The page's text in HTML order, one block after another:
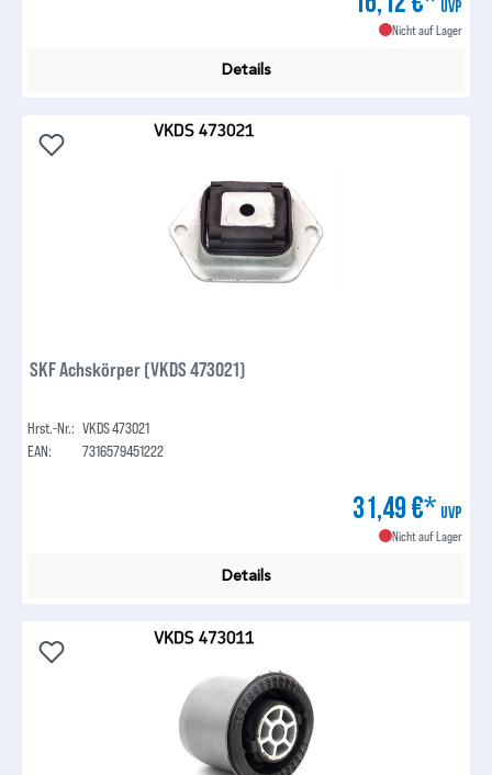
UVP
Nicht auf Lager
Details
SKF Achskörper (VKDS 473021)
Hrst.-Nr.: VKDS 473021
EAN:
7316579451222
31,49 €* UVP
Nicht auf Lager
Details